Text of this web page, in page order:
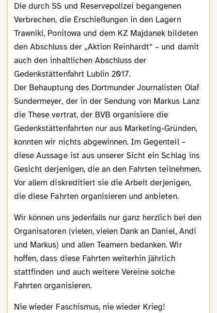
Die durch SS und Reservepolizei begangenen
Verbrechen, die Erschießungen in den Lagern
Trawniki, Ponitowa und dem KZ Majdanek bildeten
den Abschluss der „Aktion Reinhardt“ – und damit
auch den inhaltlichen Abschluss der
Gedenkstättenfahrt Lublin 2017.
Der Behauptung des Dortmunder Journalisten Olaf
Sundermeyer, der in der Sendung von Markus Lanz
die These vertrat, der BVB organisiere die
Gedenkstättenfahrten nur aus Marketing-Gründen,
konnten wir nichts abgewinnen. Im Gegenteil –
diese Aussage ist aus unserer Sicht ein Schlag ins
Gesicht derjenigen, die an den Fahrten teilnehmen.
Vor allem diskreditiert sie die Arbeit derjenigen,
die diese Fahrten organisieren und anbieten.
Wir können uns jedenfalls nur ganz herzlich bei den
Organisatoren (vielen, vielen Dank an Daniel, Andi
und Markus) und allen Teamern bedanken. Wir
hoffen, dass diese Fahrten weiterhin jährlich
stattfinden und auch weitere Vereine solche
Fahrten organisieren.
Nie wieder Faschismus, nie wieder Krieg!